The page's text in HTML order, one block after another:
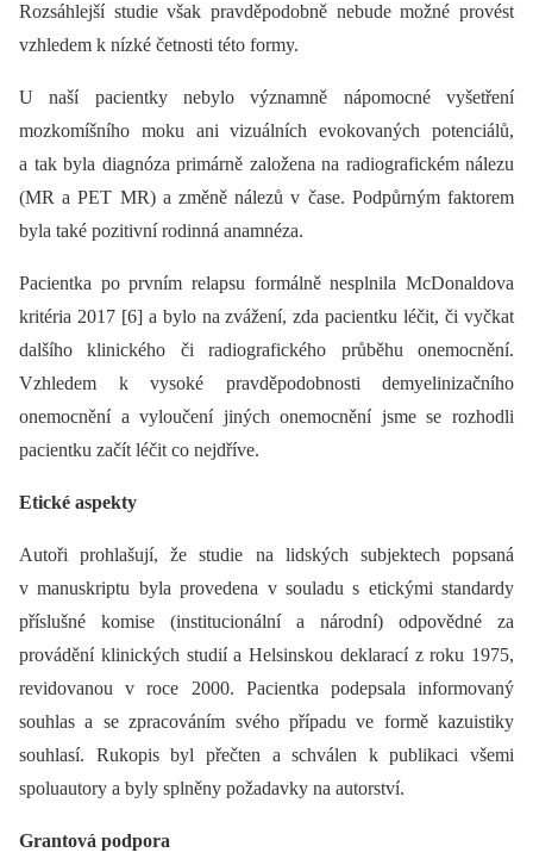
Rozsáhlejší studie však pravděpodobně nebude možné provést
vzhledem k nízké četnosti této formy.
U naší pacientky nebylo významně nápomocné vyšetření
mozkomíšního moku ani vizuálních evokovaných potenciálů,
a tak byla dia­gnóza primárně založena na radiografickém nálezu
(MR a PET MR) a změně nálezů v čase. Podpůrným faktorem
byla také pozitivní rodinná anamnéza.
Pacientka po prvním relapsu formálně nesplnila McDonaldova
kritéria 2017 [6] a bylo na zvážení, zda pacientku léčit, či vyčkat
dalšího klinického či radiografického průběhu onemocnění.
Vzhledem k vysoké pravděpodobnosti demyelinizačního
onemocnění a vyloučení jiných onemocnění jsme se rozhodli
pacientku začít léčit co nejdříve.
Etické aspekty
Autoři prohlašují, že studie na lidských subjektech popsaná
v manuskriptu byla provedena v souladu s etickými standardy
příslušné komise (institucionální a národní) odpovědné za
provádění klinických studií a Helsinskou deklarací z roku 1975,
revidovanou v roce 2000. Pacientka podepsala informovaný
souhlas a se zpracováním svého případu ve formě kazuistiky
souhlasí. Rukopis byl přečten a schválen k publikaci všemi
spoluautory a byly splněny požadavky na autorství.
Grantová podpora